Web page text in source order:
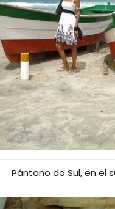
Pântano do Sul, en el